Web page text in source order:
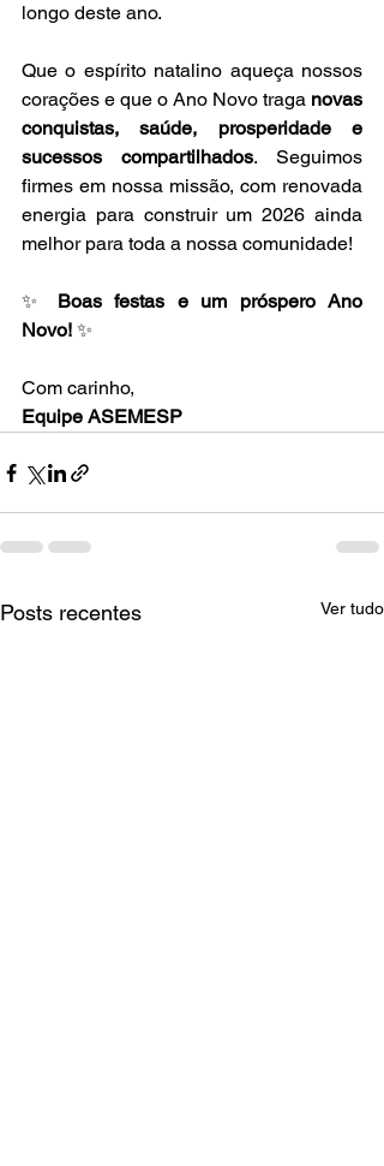
longo deste ano.
Que o espírito natalino aqueça nossos
corações e que o Ano Novo traga novas
conquistas, saúde, prosperidade e
sucessos compartilhados. Seguimos
firmes em nossa missão, com renovada
energia para construir um 2026 ainda
melhor para toda a nossa comunidade!
✨ Boas festas e um próspero Ano
Novo! ✨
Com carinho,
Equipe ASEMESP
Posts recentes Ver tudo